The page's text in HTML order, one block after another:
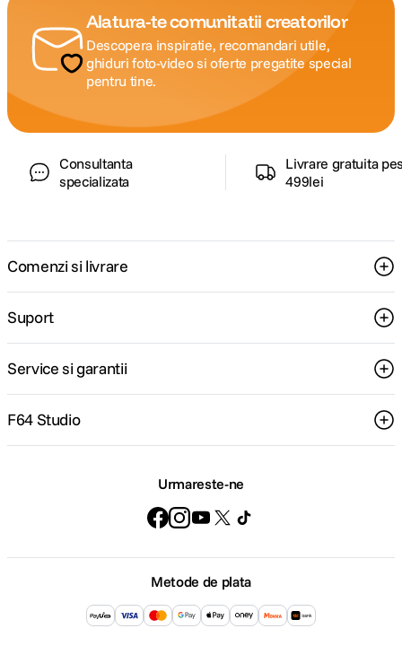
Alatura-te comunitatii creatorilor
Descopera inspiratie, recomandari utile,
ghiduri foto-video si oferte pregatite special
pentru tine.
Consultanta
specializata
Livrare gratuita
499lei
Comenzi si livrare
Suport
Service si garantii
F64 Studio
Urmareste-ne
Metode de plata